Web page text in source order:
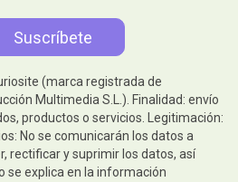
(marca registrada de
Multimedia S.L.). Finalidad: envío
productos o servicios. Legitimación:
No se comunicarán los datos a
rectificar y suprimir los datos, así
se explica en la información